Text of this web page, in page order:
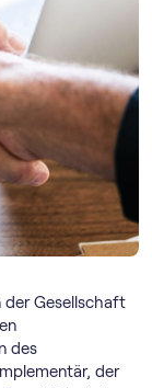
der Gesellschaft
des
der